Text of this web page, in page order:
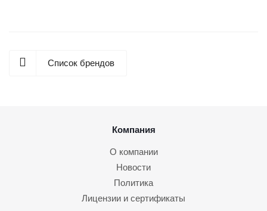
Список брендов
Компания
О компании
Новости
Политика
Лицензии и сертификаты